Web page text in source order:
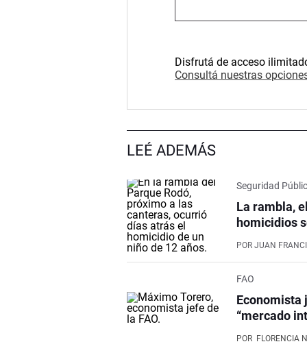
Disfrutá de acceso
Consultá nuestras
LEÉ ADEMÁS
Seguridad
La rambla,
homicidios
POR JUAN
FAO
Economista
“mercado
POR FLORENCIA